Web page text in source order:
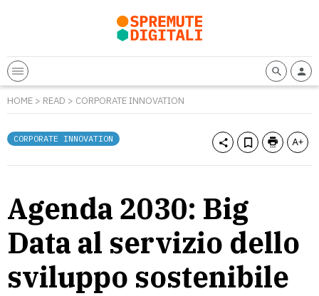
HOME > READ > CORPORATE INNOVATION
CORPORATE INNOVATION
Agenda 2030: Big
Data al servizio dello
sviluppo sostenibile